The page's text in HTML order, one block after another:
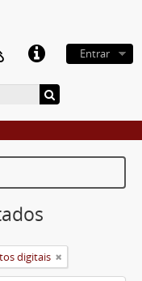
Entrar
digitais